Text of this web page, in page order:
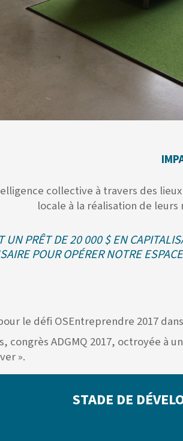
collective à travers des
locale à la réalisation de
UN PRÊT DE 20 000 $ EN
POUR OPÉRER NOTRE
le défi OSEntreprendre 2017
congrès ADGMQ 2017, octroyée
».
STADE DE